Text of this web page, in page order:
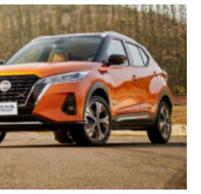
классифайдов в октябре
рублей, сообщают…